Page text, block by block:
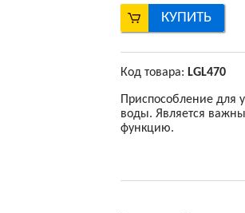
КУПИТЬ
Код товара: LGL470
Приспособление для
воды. Является
функцию.